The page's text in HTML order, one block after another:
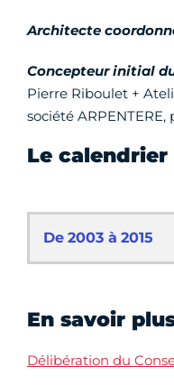
Architecte
Concepteur initial
Pierre Riboulet +
société ARPENTERE,
Le calendrier
De 2003 à 2015
En savoir
Délibération du